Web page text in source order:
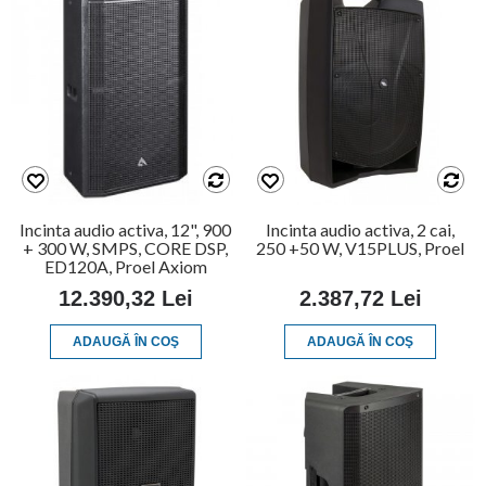
Incinta audio activa, 12", 900
+ 300 W, SMPS, CORE DSP,
ED120A, Proel Axiom
12.390,32 Lei
ADAUGĂ ÎN COŞ
Incinta audio activa, 2 cai,
250 +50 W, V15PLUS, Proel
2.387,72 Lei
ADAUGĂ ÎN COŞ